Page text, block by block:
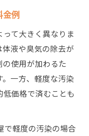
金例
て大きく異なりま
液や臭気の除去が
使用が加わるた
一方、軽度な汚染
価格で済むことも
で軽度の汚染の場合